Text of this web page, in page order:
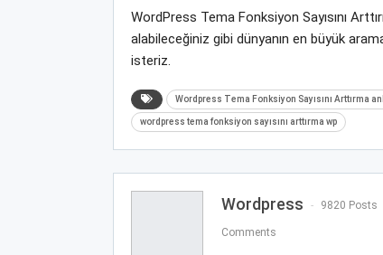
WordPress Tema Fonksiyon Sayısını
alabileceğiniz gibi dünyanın en büyük
isteriz.
Wordpress Tema Fonksiyon Sayısını Arttırma
wordpress tema fonksiyon sayısını arttırma wp
Wordpress 9820 Posts
Comments